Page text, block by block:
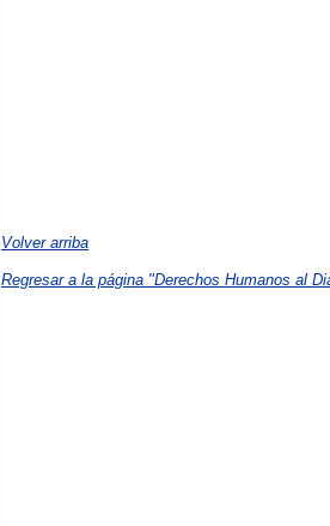
Volver arriba
Regresar a la página "Derechos Humanos al